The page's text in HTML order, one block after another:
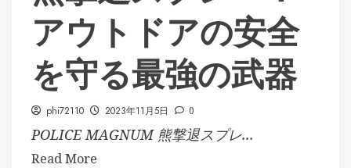
アウトドアの安全
を守る最強の武器
phi72110 2023年11月5日 0
POLICE MAGNUM 熊撃退スプレ...
Read More